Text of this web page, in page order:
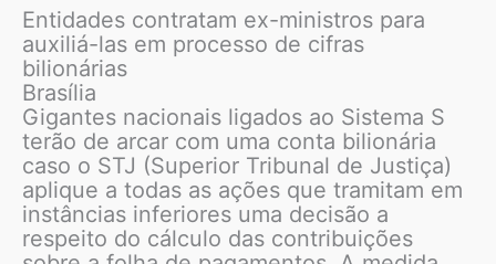
Entidades contratam ex-ministros para
auxiliá-las em processo de cifras
bilionárias
Brasília
Gigantes nacionais ligados ao Sistema S
terão de arcar com uma conta bilionária
caso o STJ (Superior Tribunal de Justiça)
aplique a todas as ações que tramitam em
instâncias inferiores uma decisão a
respeito do cálculo das contribuições